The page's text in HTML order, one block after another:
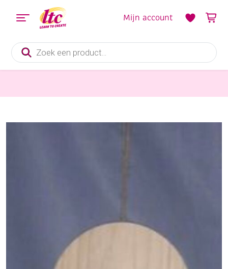
Producten
zoeken
Mijn account